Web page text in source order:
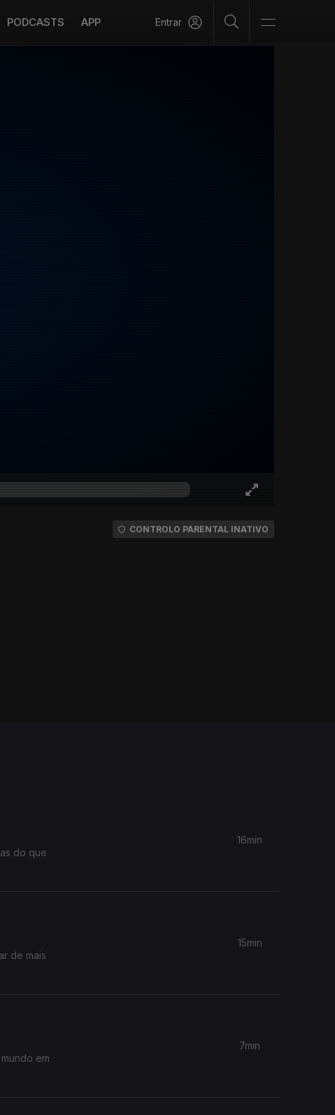
PODCASTS APP Entrar
CONTROLO PARENTAL INATIVO
do que
16min
de mais
15min
em
7min